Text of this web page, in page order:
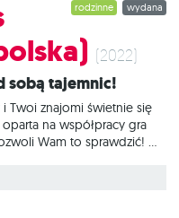
każdemu z graczy po
Wybierzcie talię, którą
tego, kto rozpocznie
się porwać dyskusji o
swoich decyzji! Na
wydana
rodzinne
(2022)
sobą tajemnic!
i Twoi znajomi świetnie się
na współpracy gra
Wam to sprawdzić! W